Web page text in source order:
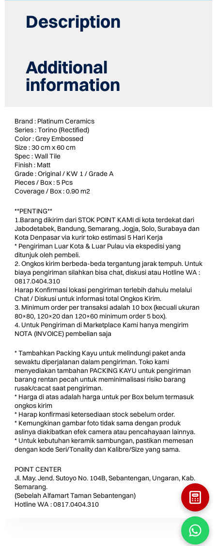
Description
Additional
information
Brand : Platinum Ceramics
Series : Torino (Rectified)
Color : Grey Embossed
Size : 30 cm x 60 cm
Spec : Wall Tile
Finish : Matt
Grade : Original / KW 1 / Grade A
Pieces / Box : 5 Pcs
Coverage / Box : 0.90 m2
**PENTING**
1.Barang dikirim dari STOK POINT KAMI di kota terdekat dari
Jabodetabek, Bandung, Semarang, Jogja, Solo, Surabaya dan
Kota Denpasar via kurir toko estimasi 5 Hari Kerja
* Pengiriman Luar Kota & Luar Pulau via ekspedisi yang
ditunjuk oleh pembeli.
2. Ongkos kirim berbeda-beda tergantung jarak tempuh. Untuk
biaya pengiriman silahkan bisa chat, diskusi atau Hotline WA :
0817.0404.310
Harap Konfirmasi lokasi pengiriman terlebih dahulu melalui
Chat / Diskusi untuk informasi total Ongkos Kirim.
3. Minimum order per transaksi adalah 10 box (kecuali ukuran
80×80, 120×20 dan 120×60 minimum order 5 box).
4. Untuk Pengiriman di Marketplace Kami hanya mengirim
NOTA (INVOICE) pembelian saja
* Tambahkan Packing Kayu untuk melindungi paket anda
sewaktu diperjalanan dalam pengiriman. Toko kami
menyediakan tambahan PACKING KAYU untuk pengiriman
barang rentan pecah untuk meminimalisasi risiko barang
rusak/cacat saat pengiriman.
* Harga di atas adalah harga untuk per Box belum termasuk
ongkos kirim
* Harap konfirmasi ketersediaan stock sebelum order.
* Kemungkinan gambar foto tidak sama dengan produk
aslinya diakibatkan efek camera atau pencahayaan lainnya.
* Untuk kebutuhan keramik sambungan, pastikan memesan
dengan kode Seri/Tonality dan Kalibre/Size yang sama.
POINT CENTER
Jl. May. Jend. Sutoyo No. 104B, Sebantengan, Ungaran, Kab.
Semarang.
(Sebelah Alfamart Taman Sebantengan)
Hotline WA : 0817.0404.310